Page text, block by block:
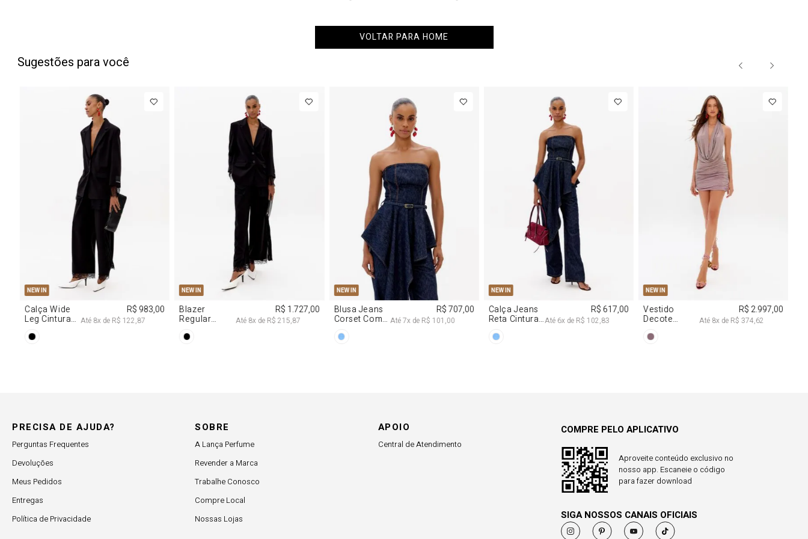
VOLTAR PARA HOME
Sugestões para você
NEW IN
PP P
Calça Wide
Leg Cintura
Renda
R$ 983,00
Até 8x deR$ 122,87
NEW IN
PP
Blazer
Regular
Com Renda
R$ 1.727,00
Até 8x deR$ 215,87
NEW IN
PP G
Blusa Jeans
Corset Com
R$ 707,00
Até7x deR$ 101,00
NEW IN
34 38 40
Calça Jeans
Reta Cintura
R$ 617,00
Até6x deR$ 102,83
NEW IN
PP
Vestido
Decote
Brilhos
R$ 2.997,00
Até 8x deR$ 374,62
PRECISA DE AJUDA?
Perguntas Frequentes
Devoluções
Meus Pedidos
Entregas
Política de Privacidade
SOBRE
A Lança Perfume
Revender a Marca
Trabalhe Conosco
Compre Local
Nossas Lojas
APOIO
Central de Atendimento
COMPRE PELO APLICATIVO
Aproveite conteúdo exclusivo no
nosso app. Escaneie o código
para fazer download
SIGA NOSSOS CANAIS OFICIAIS